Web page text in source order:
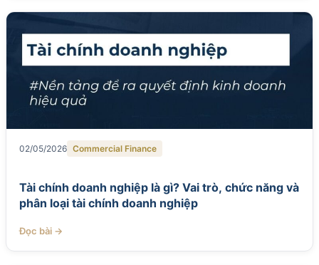
02/05/2026 Commercial Finance
Tài chính doanh nghiệp là gì? Vai trò, chức năng và
phân loại tài chính doanh nghiệp
Đọc bài →